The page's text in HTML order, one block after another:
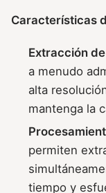
Características
Extracción
a menudo
alta
mantenga la
permiten
tiempo y